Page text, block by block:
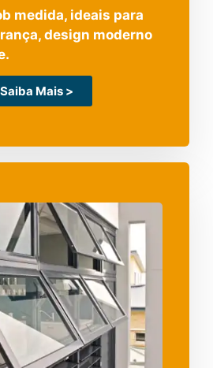
medida, ideais para
design moderno
Saiba Mais >